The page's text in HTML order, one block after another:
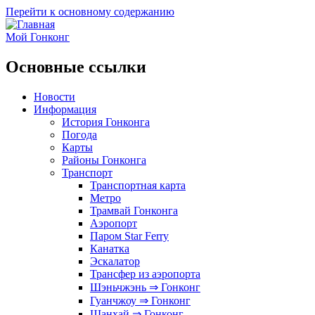
Перейти к основному содержанию
Мой Гонконг
Основные ссылки
Новости
Информация
История Гонконга
Погода
Карты
Районы Гонконга
Транспорт
Транспортная карта
Метро
Трамвай Гонконга
Аэропорт
Паром Star Ferry
Канатка
Эскалатор
Трансфер из аэропорта
Шэньчжэнь ⇒ Гонконг
Гуанчжоу ⇒ Гонконг